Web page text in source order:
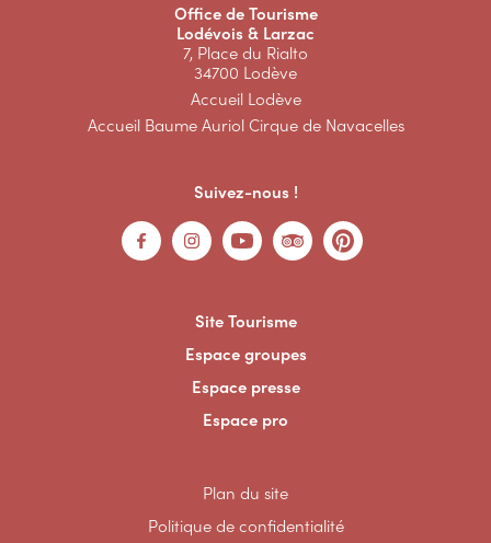
Office de Tourisme
Lodévois & Larzac
7, Place du Rialto
34700 Lodève
Accueil Lodève
Accueil Baume Auriol Cirque de Navacelles
Suivez-nous !
Site Tourisme
Espace groupes
Espace presse
Espace pro
Plan du site
Politique de confidentialité